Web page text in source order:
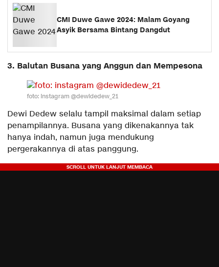
CMI Duwe Gawe 2024: Malam Goyang
Asyik Bersama Bintang Dangdut
3. Balutan Busana yang Anggun dan Mempesona
foto: instagram @dewidedew_21
Dewi Dedew selalu tampil maksimal dalam setiap
penampilannya. Busana yang dikenakannya tak
hanya indah, namun juga mendukung
pergerakannya di atas panggung.